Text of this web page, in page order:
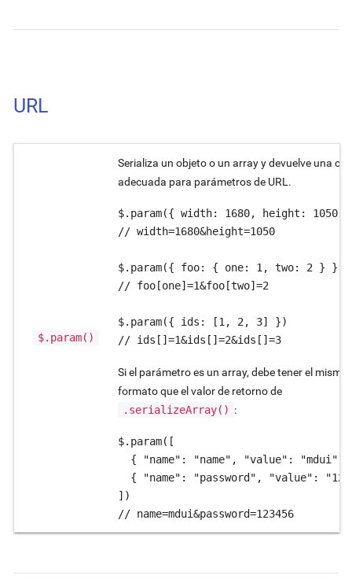
URL
$.param()
Serializa un objeto o un array y devuelve una
adecuada para parámetros de URL.
$.param({ width: 1680, height: 1050
// width=1680&height=1050
$.param({ foo: { one: 1, two: 2 } })
// foo[one]=1&foo[two]=2
$.param({ ids: [1, 2, 3] })
// ids[]=1&ids[]=2&ids[]=3
Si el parámetro es un array, debe tener el mismo
formato que el valor de retorno de
.serializeArray() :
$.param([
{ "name": "name", "value": "mdui"
{ "name": "password", "value":
])
// name=mdui&password=123456